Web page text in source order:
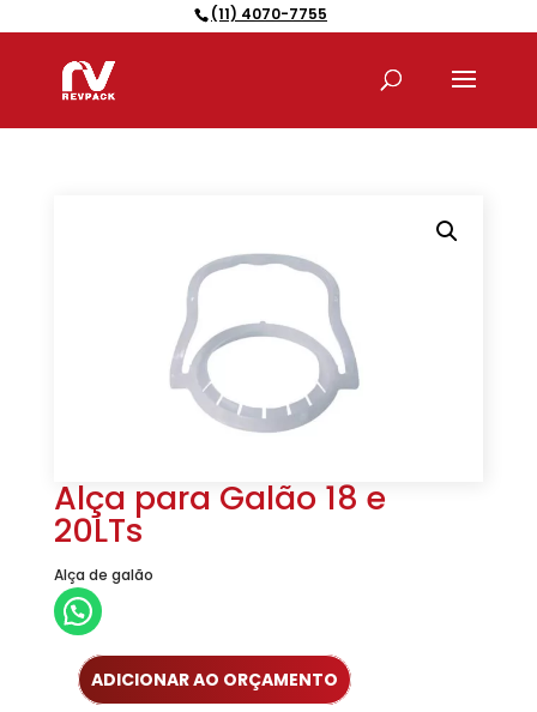
(11) 4070-7755
Alça para Galão 18 e
20LTs
Alça de galão
ADICIONAR AO ORÇAMENTO